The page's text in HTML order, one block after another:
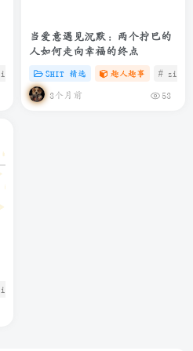
# C # SHIT
当爱意遇见沉默：两个拧巴的
人如何走向幸福的终点
SHIT 精选 趣人趣事 # zibll
3个月前 53